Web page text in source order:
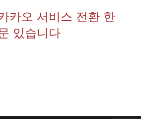
카오 서비스 전환 한
있습니다